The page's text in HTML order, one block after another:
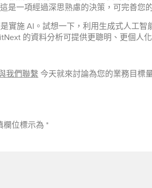
是一項經過深思熟慮的決策，可完善您
實施 AI。試想一下，利用生成式人工
的資料分析可提供更聰明、更個人
我們聯繫 今天就來討論為您的業務目標
欄位標示為 *